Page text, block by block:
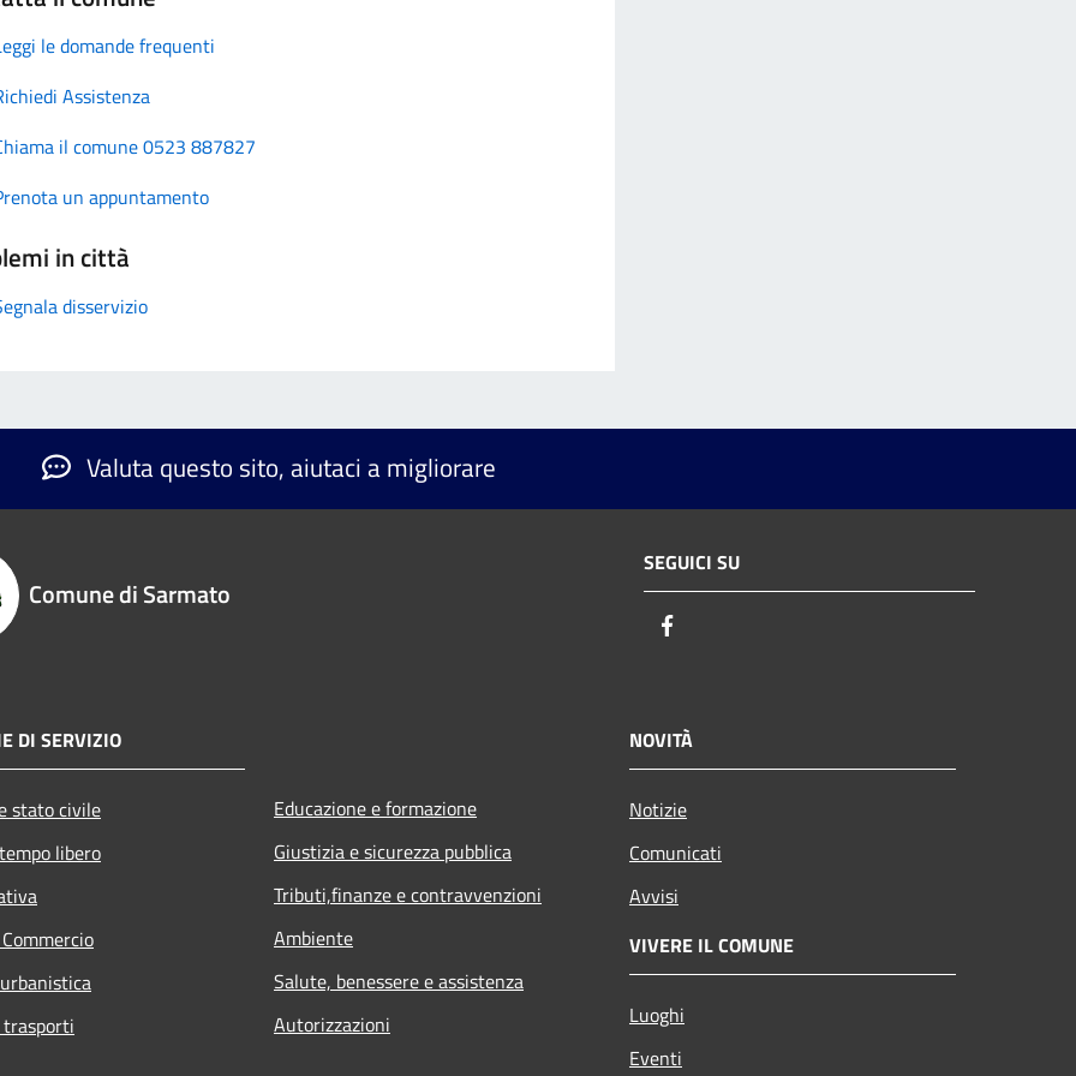
le domande frequenti
Assistenza
il comune 0523 887827
un appuntamento
in città
disservizio
Valuta questo sito, aiutaci a migliorare
Comune di Sarmato
SEGUICI SU
DI SERVIZIO
stato civile
libero
Educazione e formazione
Giustizia e sicurezza pubblica
Tributi,finanze e contravvenzioni
Ambiente
Salute, benessere e assistenza
Autorizzazioni
NOVITÀ
Notizie
Comunicati
Avvisi
VIVERE IL COMUNE
Luoghi
Eventi